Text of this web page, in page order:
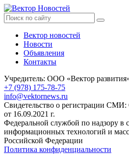
Вектор новостей
Новости
Объявления
Контакты
Учредитель: ООО «Вектор
+7 (978) 175-78-75
info@vektornews.ru
Свидетельство о регистрации
от 16.09.2021 г.
Федеральной службой по надзору в
информационных технологий и
Российской Федерации
Политика конфиденциальности